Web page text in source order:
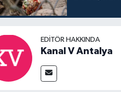
EDITÖR HAKKINDA
Kanal V Antalya